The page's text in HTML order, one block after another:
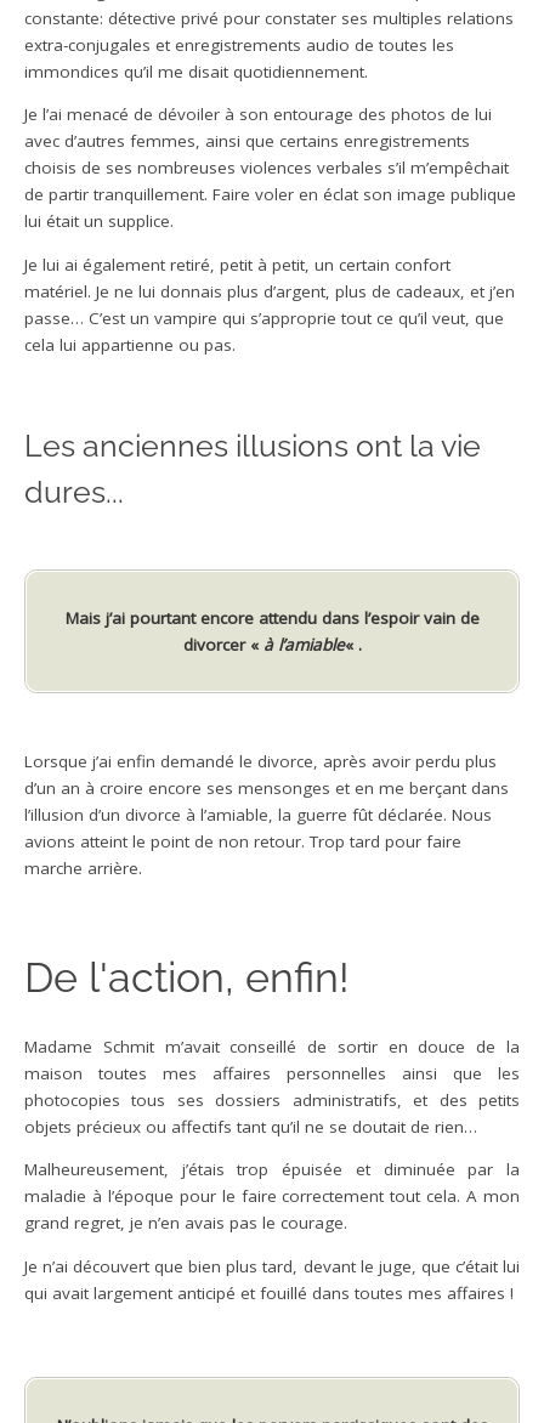
constante: détective privé pour constater ses multiples relations
extra-conjugales et enregistrements audio de toutes les
immondices qu’il me disait quotidiennement.
Je l’ai menacé de dévoiler à son entourage des photos de lui
avec d’autres femmes, ainsi que certains enregistrements
choisis de ses nombreuses violences verbales s’il m’empêchait
de partir tranquillement. Faire voler en éclat son image publique
lui était un supplice.
Je lui ai également retiré, petit à petit, un certain confort
matériel. Je ne lui donnais plus d’argent, plus de cadeaux, et j’en
passe… C’est un vampire qui s’approprie tout ce qu’il veut, que
cela lui appartienne ou pas.
Les anciennes illusions ont la vie
dures...
Mais j’ai pourtant encore attendu dans l’espoir vain de
divorcer « à l’amiable« .
Lorsque j’ai enfin demandé le divorce, après avoir perdu plus
d’un an à croire encore ses mensonges et en me berçant dans
l’illusion d’un divorce à l’amiable, la guerre fût déclarée. Nous
avions atteint le point de non retour. Trop tard pour faire
marche arrière.
De l'action, enfin!
Madame Schmit m’avait conseillé de sortir en douce de la
maison toutes mes affaires personnelles ainsi que les
photocopies tous ses dossiers administratifs, et des petits
objets précieux ou affectifs tant qu’il ne se doutait de rien…
Malheureusement, j’étais trop épuisée et diminuée par la
maladie à l’époque pour le faire correctement tout cela. A mon
grand regret, je n’en avais pas le courage.
Je n’ai découvert que bien plus tard, devant le juge, que c’était lui
qui avait largement anticipé et fouillé dans toutes mes affaires !